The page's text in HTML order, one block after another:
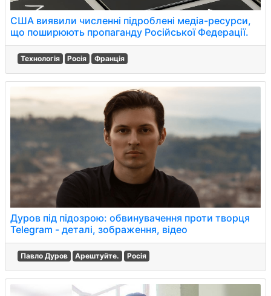
США виявили численні підроблені медіа-ресурси,
що поширюють пропаганду Російської Федерації.
Технологія Росія Франція
Дуров під підозрою: обвинувачення проти творця
Telegram - деталі, зображення, відео
Павло Дуров Арештуйте. Росія